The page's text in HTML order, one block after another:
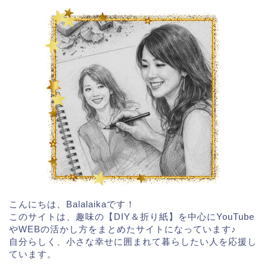
こんにちは、Balalaikaです！
このサイトは、趣味の【DIY＆折り紙】を中心にYouTube
やWEBの活かし方をまとめたサイトになっています♪
自分らしく、小さな幸せに囲まれて暮らしたい人を応援し
ています。